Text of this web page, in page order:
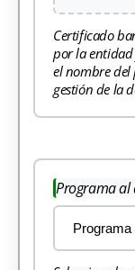
Certificado
por la
el nombre del
gestión de la
Programa al